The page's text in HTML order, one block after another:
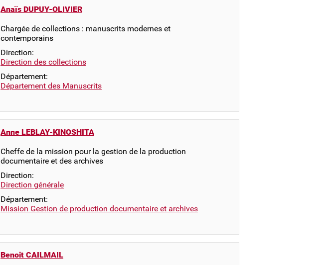
Anaïs DUPUY-OLIVIER
Chargée de collections : manuscrits modernes et
contemporains
Direction:
Direction des collections
Département:
Département des Manuscrits
Anne LEBLAY-KINOSHITA
Cheffe de la mission pour la gestion de la production
documentaire et des archives
Direction:
Direction générale
Département:
Mission Gestion de production documentaire et archives
Benoit CAILMAIL